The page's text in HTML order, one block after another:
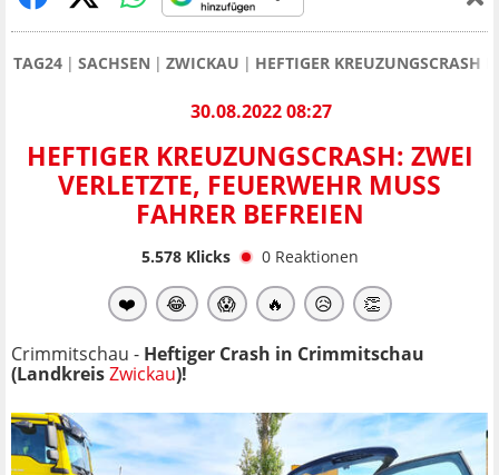
TAG24 SACHSEN ZWICKAU HEFTIGER KREUZUNGSCRASH
30.08.2022 08:27
HEFTIGER KREUZUNGSCRASH: ZWEI
VERLETZTE, FEUERWEHR MUSS
FAHRER BEFREIEN
5.578Klicks 0 Reaktionen
❤️ 😂 😱 🔥 😥 👏
Crimmitschau - Heftiger Crash in Crimmitschau
(LandkreisZwickau)!